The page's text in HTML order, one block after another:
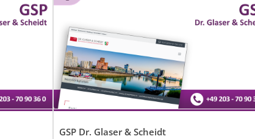
GSP Dr. Glaser & Scheidt